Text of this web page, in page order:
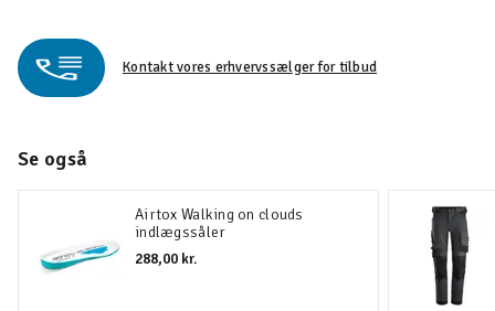
Kontakt vores erhvervssælger for tilbud
Se også
Airtox Walking on clouds
indlægssåler
288,00 kr.